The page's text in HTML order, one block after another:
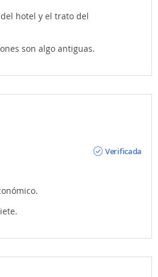
hotel y el trato del
son algo antiguas.
Verificada